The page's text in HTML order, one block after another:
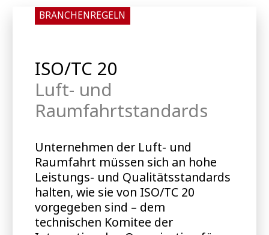
BRANCHENREGELN
ISO/TC 20
Luft- und
Raumfahrtstandards
Unternehmen der Luft- und
Raumfahrt müssen sich an hohe
Leistungs- und Qualitätsstandards
halten, wie sie von ISO/TC 20
vorgegeben sind – dem
technischen Komitee der